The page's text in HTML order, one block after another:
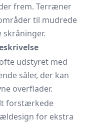
frem. Terræner
til mudrede
udstyret med
såler, der kan
overflader.
forstærkede
for ekstra